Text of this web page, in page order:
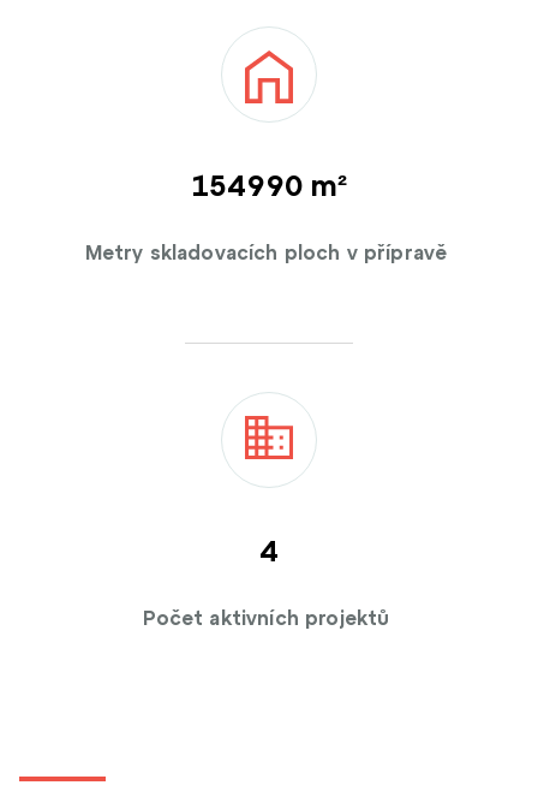
155000 m²
Metry skladovacích ploch v přípravě
4
Počet aktivních projektů